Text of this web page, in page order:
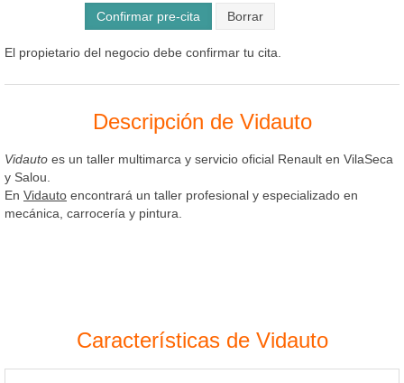
Confirmar pre-cita
El propietario del negocio debe confirmar tu cita.
Descripción de Vidauto
Vidauto es un taller multimarca y servicio oficial Renault en VilaSeca
y Salou.
En Vidauto encontrará un taller profesional y especializado en
mecánica, carrocería y pintura.
Características de Vidauto